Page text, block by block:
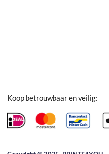
Koop betrouwbaar en veilig: